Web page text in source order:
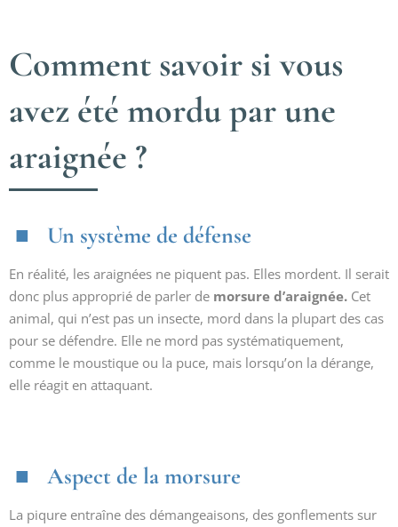
Comment savoir si vous
avez été mordu par une
araignée ?
Un système de défense
En réalité, les araignées ne piquent pas. Elles mordent. Il serait
donc plus approprié de parler de morsure d’araignée. Cet
animal, qui n’est pas un insecte, mord dans la plupart des cas
pour se défendre. Elle ne mord pas systématiquement,
comme le moustique ou la puce, mais lorsqu’on la dérange,
elle réagit en attaquant.
Aspect de la morsure
La piqure entraîne des démangeaisons, des gonflements sur